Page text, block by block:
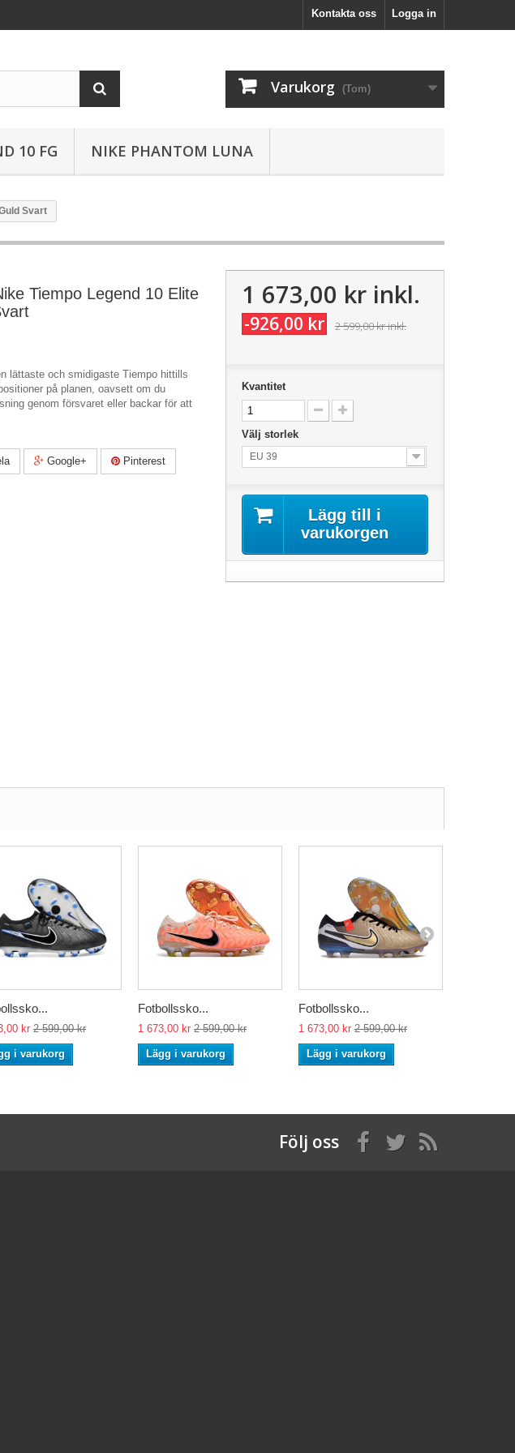
Logga in
Kontakta oss
Varukorg (Tom)
10 FG NIKE PHANTOM LUNA
Svart
Tiempo Legend 10 Elite
lättaste och smidigaste Tiempo hittills
på planen, oavsett om du
genom försvaret eller backar för att
Google+ Pinterest
1 673,00 krinkl.
-926,00 kr 2 599,00 krinkl.
Kvantitet
Välj storlek
EU 39
Lägg till i
varukorgen
kr 2 599,00 kr
i varukorg
Fotbollssko...
1 673,00 kr 2 599,00 kr
Lägg i varukorg
Fotbollssko...
1 673,00 kr 2 599,00 kr
Lägg i varukorg
Följ oss